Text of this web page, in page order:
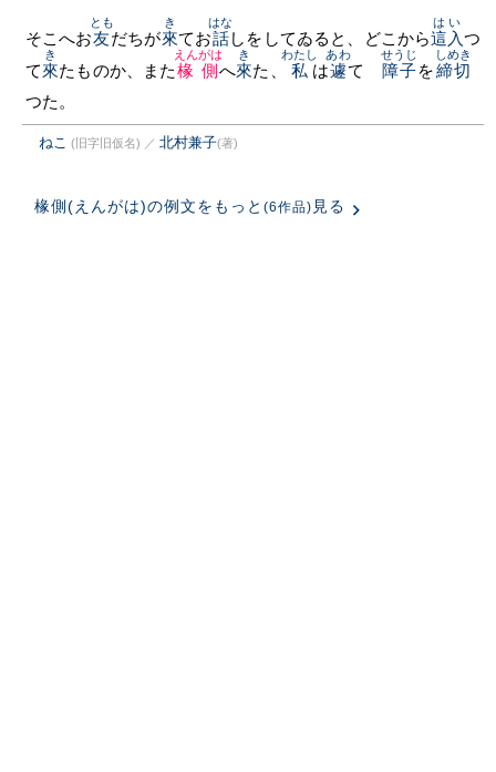
そこへお友
とも
だちが來
き
てお話
はな
しをしてゐると、どこから這入
はい
つ
て來
き
たものか、また椽側
えんがは
へ來
き
た、 私
わたし
は遽
あわ
てゝ 障子
せうじ
を締切
しめき
つた。
ねこ (旧字旧仮名) ／ 北村兼子(著)
椽側(えんがは)の例文をもっと (6作品) 見る